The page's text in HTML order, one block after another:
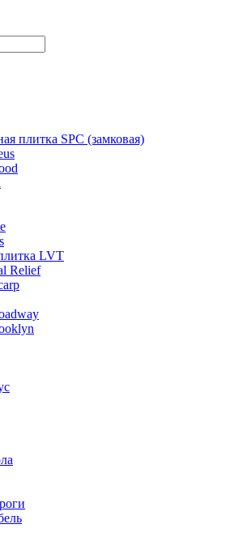
плитка SPC (замковая)
LVT
Relief